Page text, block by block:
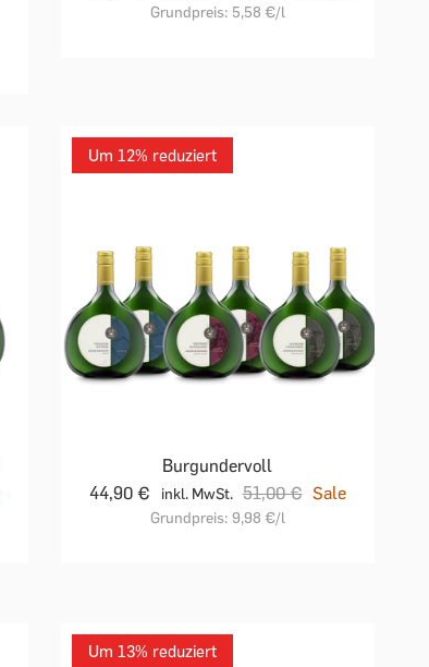
Grundpreis: 5,58 €/l
Um 12% reduziert
Burgundervoll
44,90 €
inkl. MwSt. 51,00 € Sale
Grundpreis: 9,98 €/l
Um 13% reduziert